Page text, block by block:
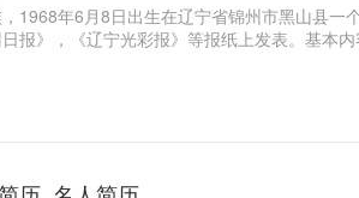
1968年6月8日出生在辽宁省锦州市黑山县
日报》，《辽宁光彩报》等报纸上发表。基